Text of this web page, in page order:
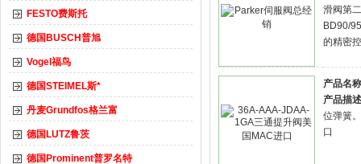
FESTO费斯托
德国BUSCH普旭
Vogel福鸟
德国STEIMEL斯*
丹麦Grundfos格兰富
德国LUTZ鲁茨
德国Prominent普罗名特
滑阀第
BD90/
的精密
产品名
产品描
位弹簧
口